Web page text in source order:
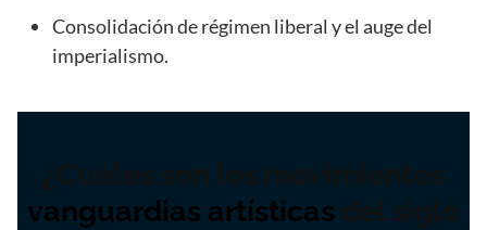
Consolidación de régimen liberal y el auge del
imperialismo.
vanguardias artísticas